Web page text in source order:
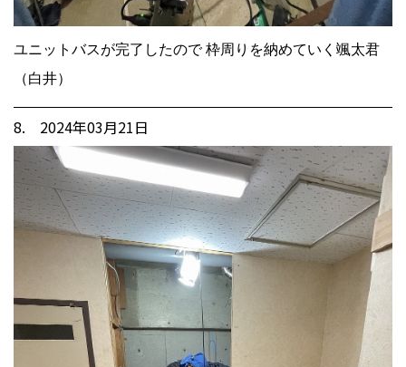
ユニットバスが完了したので 枠周りを納めていく颯太君
（白井）
8. 2024年03月21日